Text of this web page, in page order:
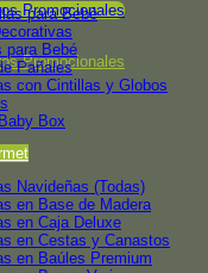
Promocionales
Promocionales
para Bebé
para Bebé
Pañales
con Cintillas y Globos
Box
Navideñas (Todas)
en Base de Madera
en Caja Deluxe
en Cestas y Canastos
en Baúles Premium